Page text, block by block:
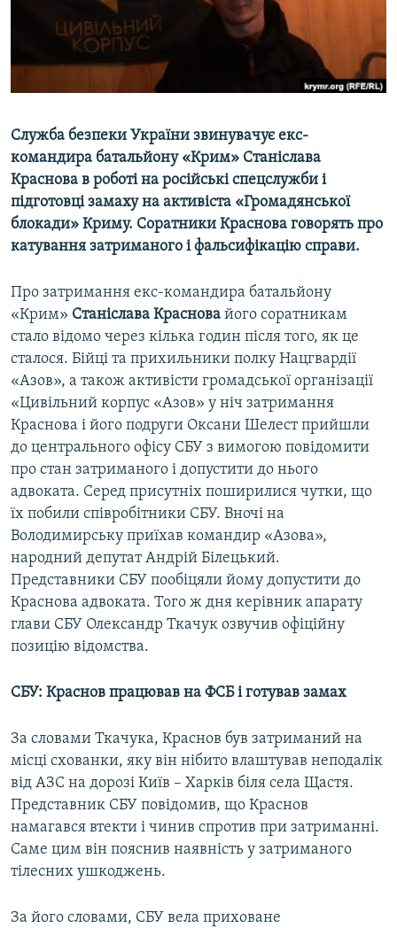
ВІДЕОУРОКИ «ELIFBE»
СВІДЧЕННЯ ОКУПАЦІЇ
УКРАЇНСЬКА ПРОБЛЕМА КРИМУ
Русский
Qırımtatar
Усі сайти RFE/RL
Служба безпеки України звинувачує екс-
командира батальйону «Крим» Станіслава
Краснова в роботі на російські спецслужби і
підготовці замаху на активіста «Громадянської
блокади» Криму. Соратники Краснова говорять про
катування затриманого і фальсифікацію справи.
Про затримання екс-командира батальйону
«Крим» Станіслава Краснова його соратникам
стало відомо через кілька годин після того, як це
сталося. Бійці та прихильники полку Нацгвардії
«Азов», а також активісти громадської організації
«Цивільний корпус «Азов» у ніч затримання
Краснова і його подруги Оксани Шелест прийшли
до центрального офісу СБУ з вимогою повідомити
про стан затриманого і допустити до нього
адвоката. Серед присутніх поширилися чутки, що
їх побили співробітники СБУ. Вночі на
Володимирську приїхав командир «Азова»,
народний депутат Андрій Білецький.
Представники СБУ пообіцяли йому допустити до
Краснова адвоката. Того ж дня керівник апарату
глави СБУ Олександр Ткачук озвучив офіційну
позицію відомства.
СБУ: Краснов працював на ФСБ і готував замах
За словами Ткачука, Краснов був затриманий на
місці схованки, яку він нібито влаштував неподалік
від АЗС на дорозі Київ – Харків біля села Щастя.
Представник СБУ повідомив, що Краснов
намагався втекти і чинив спротив при затриманні.
Саме цим він пояснив наявність у затриманого
тілесних ушкоджень.
За його словами, СБУ вела приховане